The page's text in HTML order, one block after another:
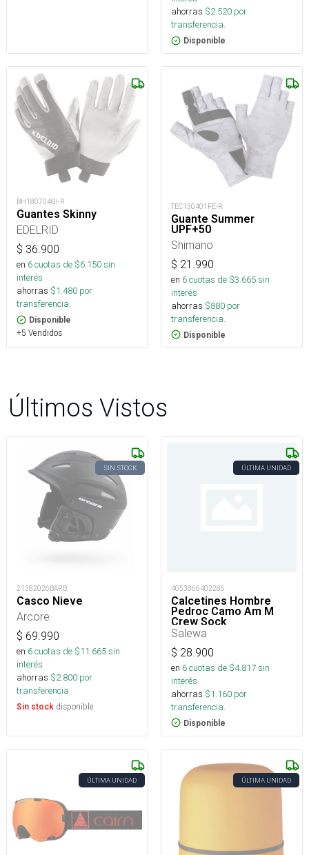
ahorras $2.520 por
transferencia.
Disponible
BH180704GI-R
Guantes Skinny
EDELRID
$ 36.900
en 6cuotas de $6.150sin
interés
ahorras $1.480 por
transferencia.
Disponible
+5 Vendidos
TEC130401FE-R
Guante Summer
UPF+50
Shimano
$ 21.990
en 6cuotas de $3.665sin
interés
ahorras $880 por
transferencia.
Disponible
Últimos Vistos
SIN STOCK
21382026BARB
Casco Nieve
Arcore
$ 69.990
en 6cuotas de $11.665sin
interés
ahorras $2.800 por
transferencia.
Sin stock disponible
ÚLTIMA UNIDAD
4053866402286
Calcetines Hombre
Pedroc Camo Am M
Crew Sock
Salewa
$ 28.900
en 6cuotas de $4.817sin
interés
ahorras $1.160 por
transferencia.
Disponible
ÚLTIMA UNIDAD ÚLTIMA UNIDAD